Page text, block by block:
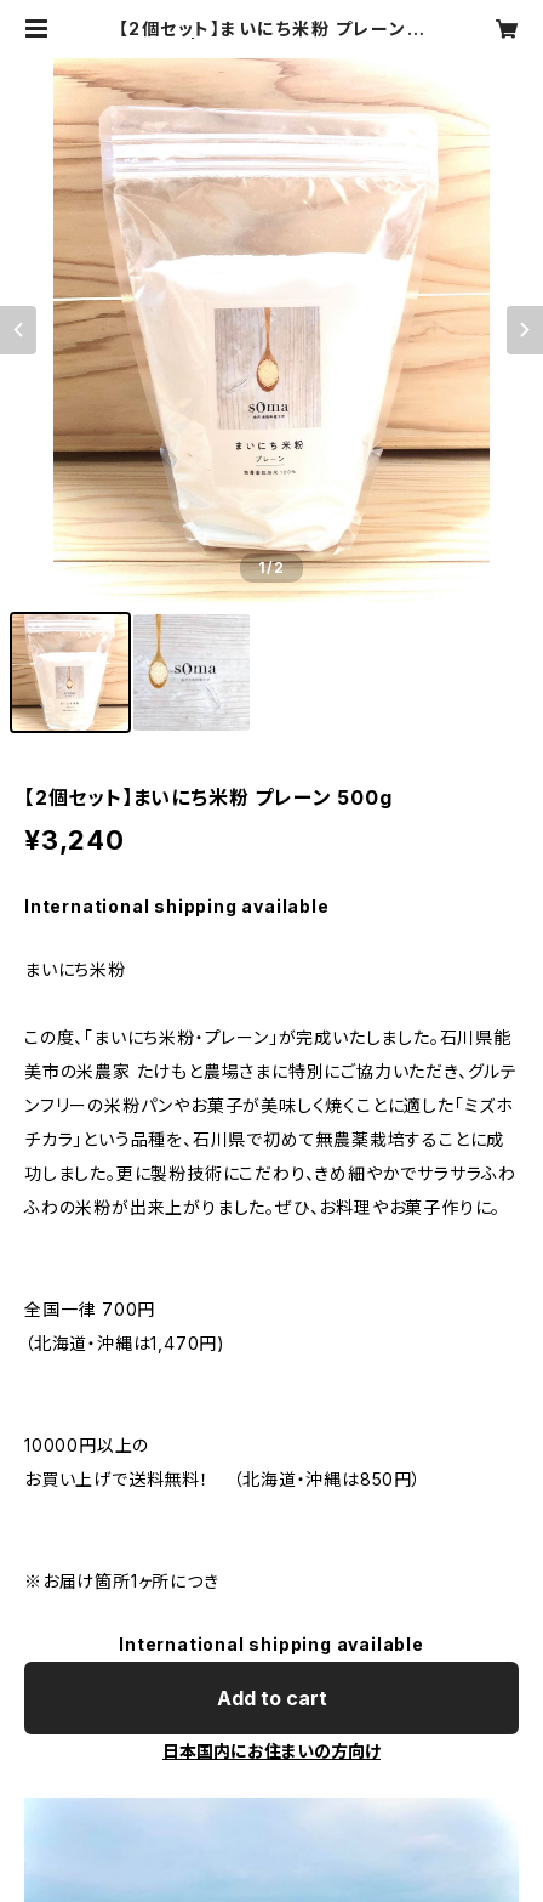
【2個セット】まいにち米粉 プレーン 5
1/2
【2個セット】まいにち米粉 プレーン 500g
¥3,240
International shipping available
まいにち米粉
この度、「まいにち米粉・プレーン」が完成いたしました。石川県能
美市の米農家 たけもと農場さまに特別にご協力いただき、グルテ
ンフリーの米粉パンやお菓子が美味しく焼くことに適した「ミズホ
チカラ」という品種を、石川県で初めて無農薬栽培することに成
功しました。更に製粉技術にこだわり、きめ細やかでサラサラふわ
ふわの米粉が出来上がりました。ぜひ、お料理やお菓子作りに。
全国一律 700円
（北海道・沖縄は1,470円)
10000円以上の
お買い上げで送料無料！ （北海道・沖縄は850円）
※お届け箇所1ヶ所につき
International shipping available
Add to cart
日本国内にお住まいの方向け